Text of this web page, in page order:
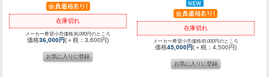
在庫切れ
メーカー希望小売価格36,000円のところ
価格36,000円(＋税：3,600円)
在庫切れ
メーカー希望小売価格45,000円のところ
価格45,000円(＋税：4,500円)